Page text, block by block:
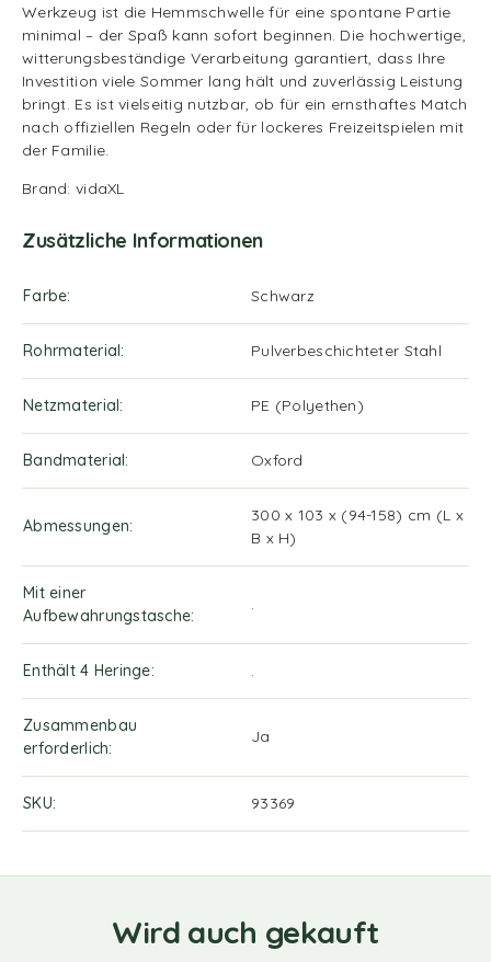
Werkzeug ist die Hemmschwelle für eine spontane Partie
minimal – der Spaß kann sofort beginnen. Die hochwertige,
witterungsbeständige Verarbeitung garantiert, dass Ihre
Investition viele Sommer lang hält und zuverlässig Leistung
bringt. Es ist vielseitig nutzbar, ob für ein ernsthaftes Match
nach offiziellen Regeln oder für lockeres Freizeitspielen mit
der Familie.
Brand: vidaXL
Zusätzliche Informationen
Farbe Schwarz
Rohrmaterial Pulverbeschichteter Stahl
Netzmaterial PE (Polyethen)
Bandmaterial Oxford
Abmessungen
300 x 103 x (94-158) cm (L x
B x H)
Mit einer
Aufbewahrungstasche
.
Enthält 4 Heringe .
Zusammenbau
erforderlich
Ja
SKU 93369
Wird auch gekauft